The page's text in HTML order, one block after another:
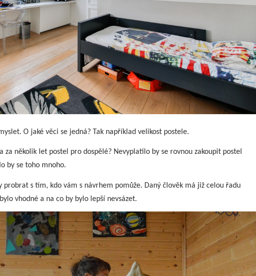
O jaké věci se jedná? Tak například velikost postele.
za několik let postel pro dospělé? Nevyplatilo by se rovnou zakoupit postel
by se toho mnoho.
probrat s tím, kdo vám s návrhem pomůže. Daný člověk má již celou řadu
vhodné a na co by bylo lepší nevsázet.